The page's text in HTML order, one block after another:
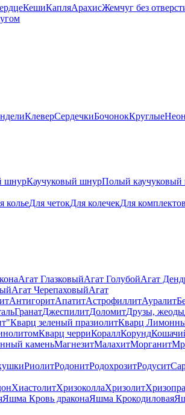
КешиКапляАрахисЖемчуг без
КлеверСердечкиБочонокКруглые
шнурКаучуковый шнурПолый
кольеДля четокДля колечекДля
Агат ГлазковыйАгат ГолубойАгат
Агат ЧерепаховыйАгат
АнтигоритАпатитАстрофиллитАуралит
ГранатДжеспилитДоломитДрузы, жеоды
Кварц зеленый празиолитКварц
Кварц черриКораллКорунд
каменьМагнезитМалахитМорганит
РиолитРодонитРодохрозитРодусит
ХиастолитХризоколлаХризолит
Яшма Кровь драконаЯшма Крокодиловая